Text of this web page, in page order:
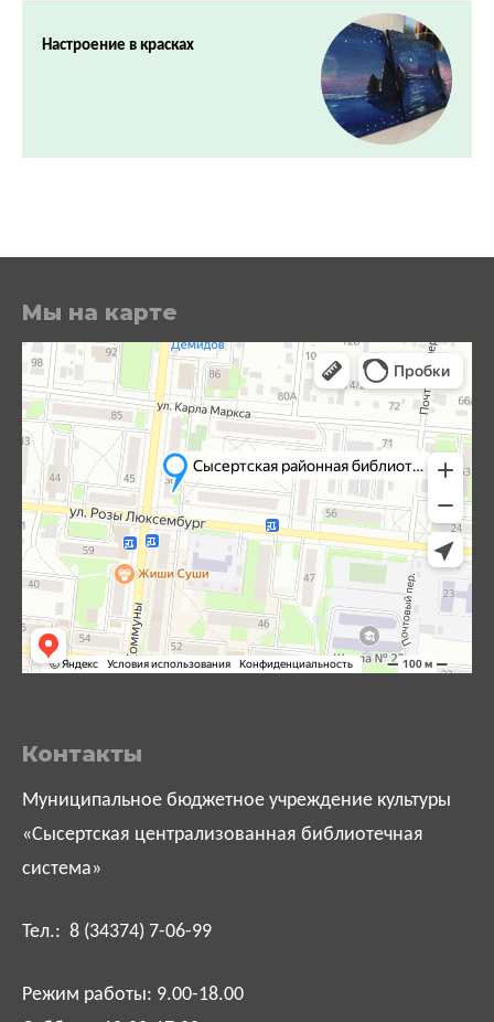
Настроение в красках
Мы на карте
Контакты
Муниципальное бюджетное учреждение культуры
«Сысертская централизованная библиотечная
система»
Тел.: 8 (34374) 7-06-99
Режим работы: 9.00-18.00